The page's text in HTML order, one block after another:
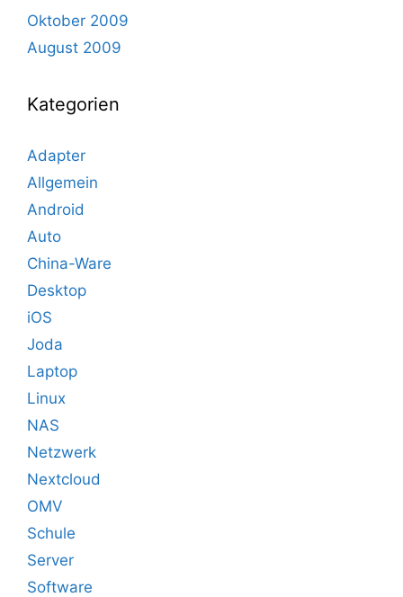
Oktober 2009
August 2009
Kategorien
Adapter
Allgemein
Android
Auto
China-Ware
Desktop
iOS
Joda
Laptop
Linux
NAS
Netzwerk
Nextcloud
OMV
Schule
Server
Software